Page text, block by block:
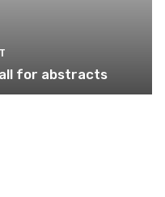
for abstracts